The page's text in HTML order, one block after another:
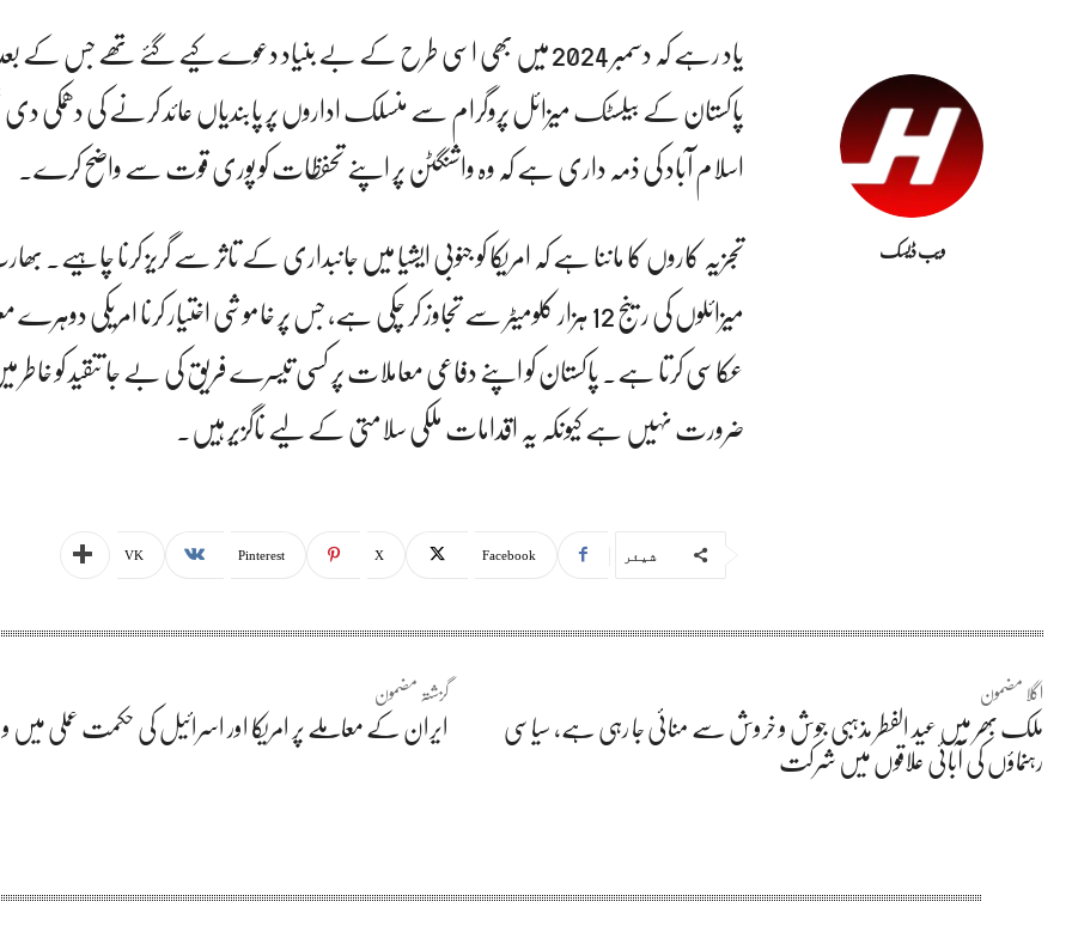
یاد رہے کہ دسمبر 2024 میں بھی اسی طرح کے بے بنیاد دعوے کیے گئے تھے جس کے
پاکستان کے بیلسٹک میزائل پروگرام سے منسلک اداروں پر پابندیاں عائد کرنے کی
اسلام آباد کی ذمہ داری ہے کہ وہ واشنگٹن پر اپنے تحفظات کو پوری قوت سے واضح کرے۔
تجزیہ کاروں کا ماننا ہے کہ امریکا کو جنوبی ایشیا میں جانبداری کے تاثر سے گریز کرنا
میزائلوں کی رینج 12 ہزار کلومیٹر سے تجاوز کر چکی ہے، جس پر خاموشی اختیار کرنا امریکی
عکاسی کرتا ہے۔ پاکستان کو اپنے دفاعی معاملات پر کسی تیسرے فریق کی بے جا تنقید کو
ضرورت نہیں ہے کیونکہ یہ اقدامات ملکی سلامتی کے لیے ناگزیر ہیں۔
شیئر Facebook
X
Pinterest
VK
ویب ڈیسک
گزشتہ مضمون
ایران کے معاملے پر امریکا اور اسرائیل کی حکمت عملی میں
اگلا مضمون
ملک بھر میں عید الفطر مذہبی جوش و خروش سے منائی جا رہی ہے، سیاسی
رہنماؤں کی آبائی علاقوں میں شرکت